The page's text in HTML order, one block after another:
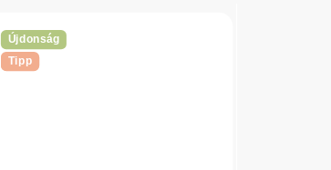
Újdonság
Tipp